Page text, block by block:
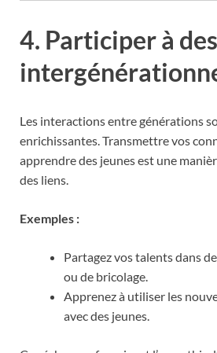
4. Participer à
Les interactions entre générations
enrichissantes. Transmettre vos
apprendre des jeunes est une
des liens.
Exemples :
Partagez vos talents dans
ou de bricolage.
Apprenez à utiliser les
avec des jeunes.